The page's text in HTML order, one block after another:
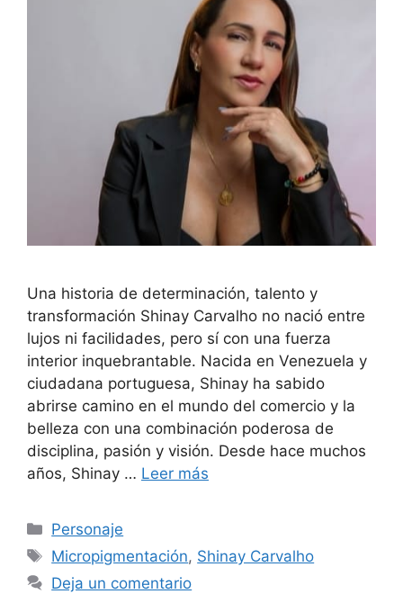
Una historia de determinación, talento y
transformación Shinay Carvalho no nació entre
lujos ni facilidades, pero sí con una fuerza
interior inquebrantable. Nacida en Venezuela y
ciudadana portuguesa, Shinay ha sabido
abrirse camino en el mundo del comercio y la
belleza con una combinación poderosa de
disciplina, pasión y visión. Desde hace muchos
años, Shinay … Leer más
Personaje
Micropigmentación, Shinay Carvalho
Deja un comentario